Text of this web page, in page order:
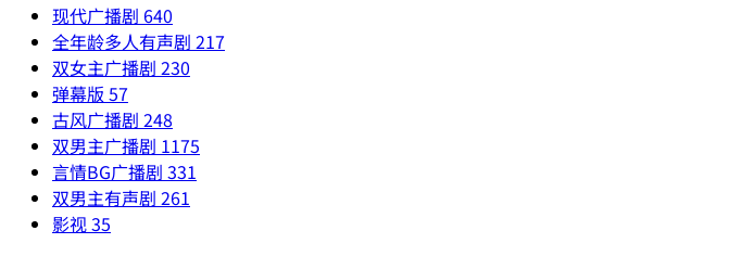
现代广播剧 640
全年龄多人有声剧 217
双女主广播剧 230
弹幕版 57
古风广播剧 248
双男主广播剧 1175
言情BG广播剧 331
双男主有声剧 261
影视35